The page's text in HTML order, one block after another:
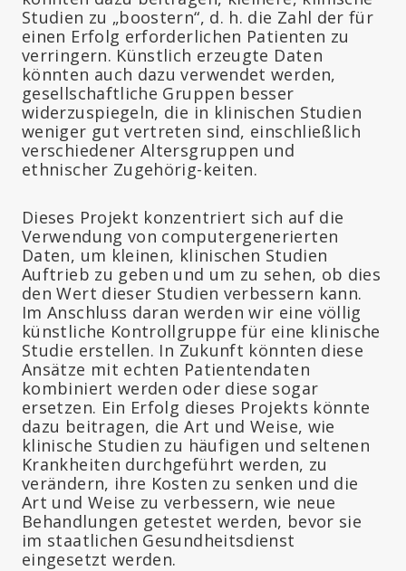
Studien zu „boostern“, d. h. die Zahl der für
einen Erfolg erforderlichen Patienten zu
verringern. Künstlich erzeugte Daten
könnten auch dazu verwendet werden,
gesellschaftliche Gruppen besser
widerzuspiegeln, die in klinischen Studien
weniger gut vertreten sind, einschließlich
verschiedener Altersgruppen und
ethnischer Zugehörig-keiten.
Dieses Projekt konzentriert sich auf die
Verwendung von computergenerierten
Daten, um kleinen, klinischen Studien
Auftrieb zu geben und um zu sehen, ob dies
den Wert dieser Studien verbessern kann.
Im Anschluss daran werden wir eine völlig
künstliche Kontrollgruppe für eine klinische
Studie erstellen. In Zukunft könnten diese
Ansätze mit echten Patientendaten
kombiniert werden oder diese sogar
ersetzen. Ein Erfolg dieses Projekts könnte
dazu beitragen, die Art und Weise, wie
klinische Studien zu häufigen und seltenen
Krankheiten durchgeführt werden, zu
verändern, ihre Kosten zu senken und die
Art und Weise zu verbessern, wie neue
Behandlungen getestet werden, bevor sie
im staatlichen Gesundheitsdienst
eingesetzt werden.